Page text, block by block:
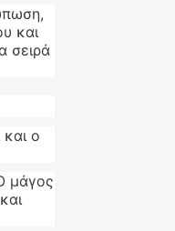
και
σειρά
ο
μάγος